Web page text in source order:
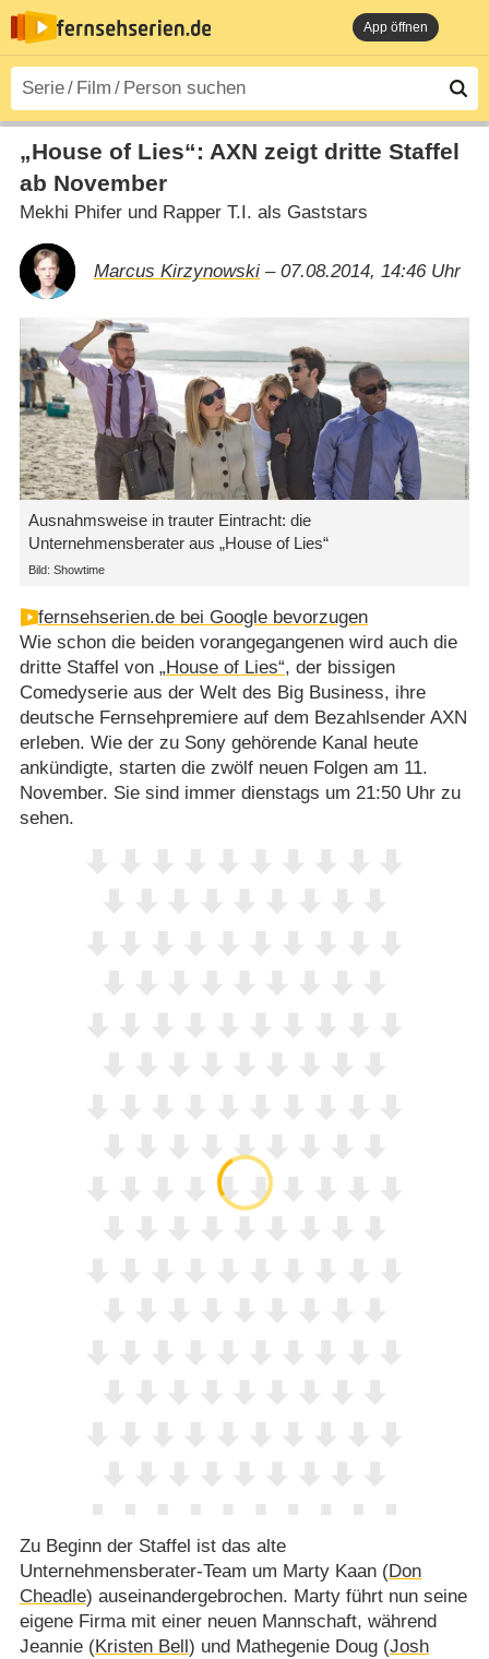
App öffnen
„House of Lies“: AXN zeigt dritte Staffel
ab November
Mekhi Phifer und Rapper T.I. als Gaststars
Marcus Kirzynowski– 07.08.2014, 14:46 Uhr
Ausnahmsweise in trauter Eintracht: die
Unternehmensberater aus „House of Lies“
Bild: Showtime
fernsehserien.de bei Google bevorzugen
Wie schon die beiden vorangegangenen wird auch die
dritte Staffel von „House of Lies“, der bissigen
Comedyserie aus der Welt des Big Business, ihre
deutsche Fernsehpremiere auf dem Bezahlsender AXN
erleben. Wie der zu Sony gehörende Kanal heute
ankündigte, starten die zwölf neuen Folgen am 11.
November. Sie sind immer dienstags um 21:50 Uhr zu
sehen.
Zu Beginn der Staffel ist das alte
Unternehmensberater-Team um Marty Kaan (Don
Cheadle) auseinandergebrochen. Marty führt nun seine
eigene Firma mit einer neuen Mannschaft, während
Jeannie (Kristen Bell ) und Mathegenie Doug (Josh